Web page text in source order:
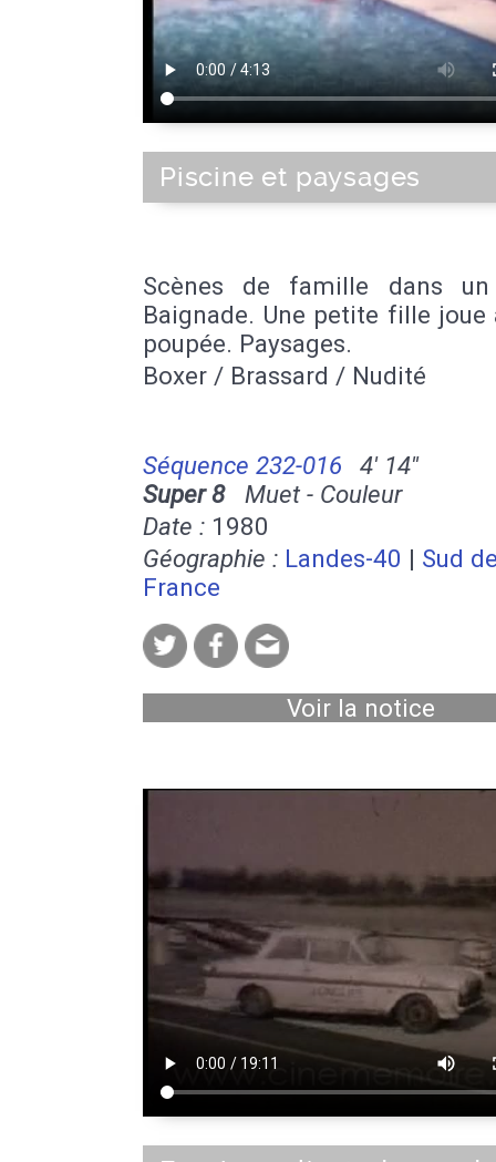
Piscine et paysages
Scènes de famille dans
Baignade. Une petite fille joue
poupée. Paysages.
Boxer / Brassard / Nudité
Séquence 232-016
4' 14''
Super 8Muet - Couleur
Date : 1980
Géographie : Landes-40 | Sud
France
Voir la notice